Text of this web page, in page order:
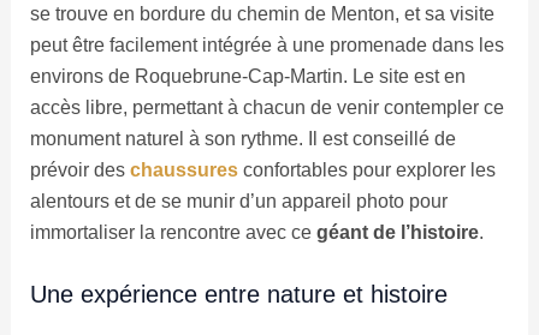
se trouve en bordure du chemin de Menton, et sa visite
peut être facilement intégrée à une promenade dans les
environs de Roquebrune-Cap-Martin. Le site est en
accès libre, permettant à chacun de venir contempler ce
monument naturel à son rythme. Il est conseillé de
prévoir des chaussuresconfortables pour explorer les
alentours et de se munir d’un appareil photo pour
immortaliser la rencontre avec ce géant de l’histoire.
Une expérience entre nature et histoire